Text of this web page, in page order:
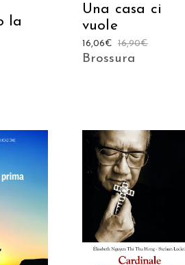
la
Una casa ci
vuole
16,90€
16,06€
Brossura
AGGIUNGI AL CARRELLO